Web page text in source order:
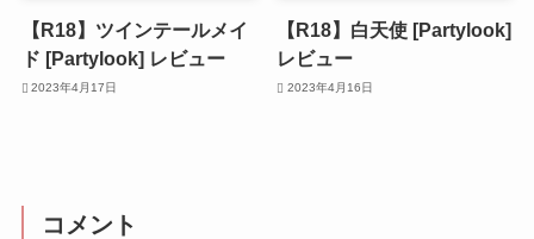
【R18】ツインテールメイ
ド [Partylook] レビュー
2023年4月17日
【R18】白天使 [Partylook]
レビュー
2023年4月16日
コメント